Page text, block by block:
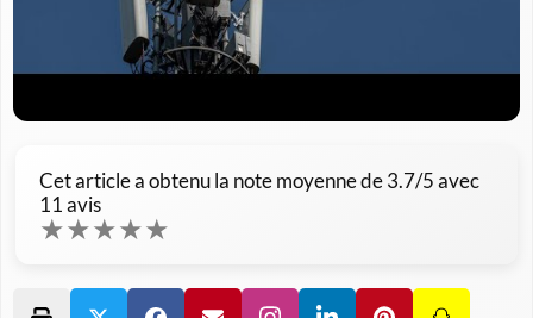
Cet article a obtenu la note moyenne de3.7/5 avec
11avis
★★★★★